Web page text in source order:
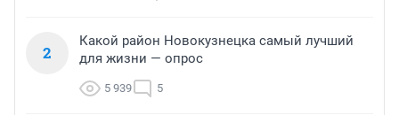
2
Какой район Новокузнецка самый лучший
для жизни — опрос
5 939 5